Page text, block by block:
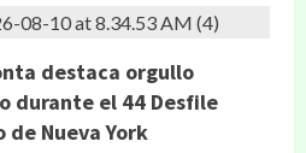
destaca orgullo
durante el 44 Desfile
de Nueva York